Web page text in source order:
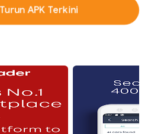
APK Terkini